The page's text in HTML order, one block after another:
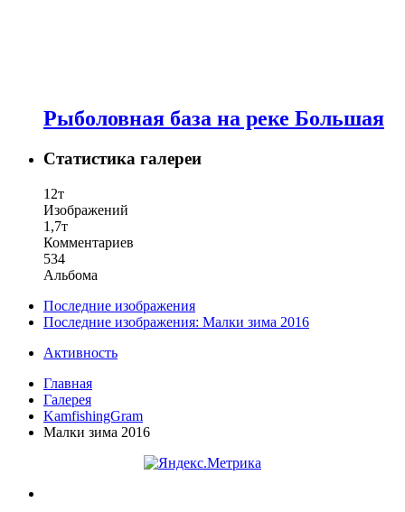
Рыболовная база на реке Большая
Статистика галереи
12т
Изображений
1,7т
Комментариев
534
Альбома
Последние изображения
Последние изображения: Малки зима 2016
Активность
Главная
Галерея
KamfishingGram
Малки зима 2016